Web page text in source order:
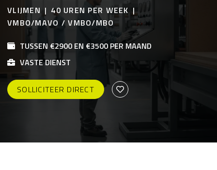
VLIJMEN
40 UREN PER WEEK
VMBO/MAVO / VMBO/MBO
TUSSEN €2900 EN €3500 PER MAAND
VASTE DIENST
SOLLICITEER DIRECT